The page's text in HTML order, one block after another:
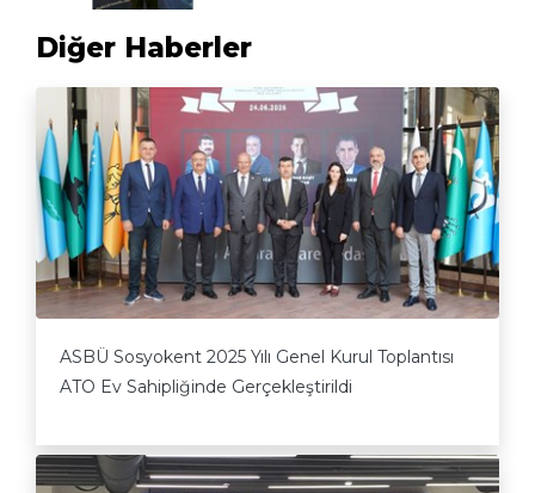
Diğer Haberler
ASBÜ Sosyokent 2025 Yılı Genel Kurul Toplantısı
ATO Ev Sahipliğinde Gerçekleştirildi